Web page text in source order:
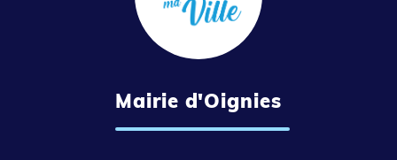
Mairie d'Oignies